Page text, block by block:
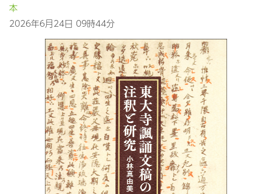
本
2026年6月24日 09時44分